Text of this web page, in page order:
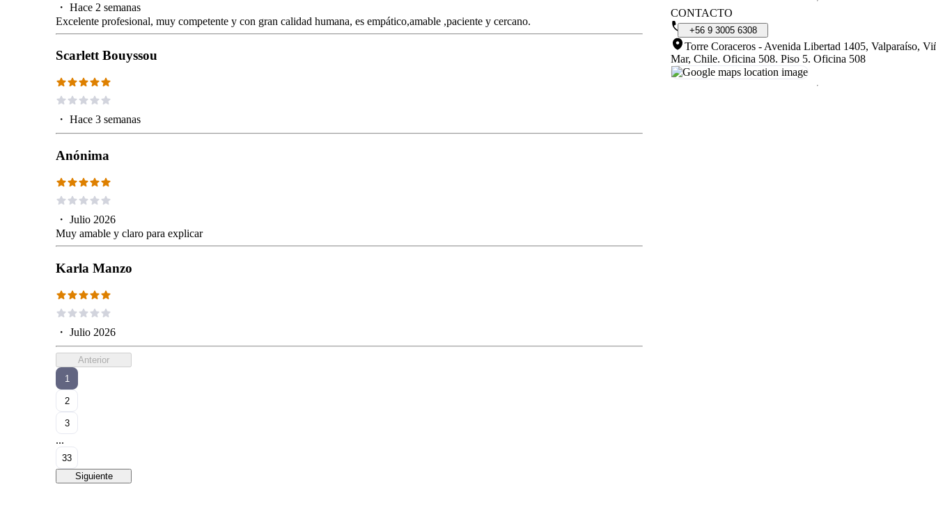
・ Hace 2 semanas
Excelente profesional, muy competente y con gran calidad humana, es empático,amable ,paciente y cercano.
Scarlett Bouyssou
・ Hace 3 semanas
Anónima
・ Julio 2026
Muy amable y claro para explicar
Karla Manzo
・ Julio 2026
Anterior
1
2
3
...
33
Siguiente
CONTACTO
+56 9 3005 6308
Torre Coraceros - Avenida Libertad 1405, Valparaíso,
Mar, Chile. Oficina 508. Piso 5. Oficina 508